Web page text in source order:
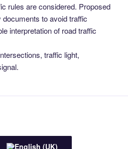
rules are considered. Proposed
to avoid traffic
interpretation of road traffic
traffic light,